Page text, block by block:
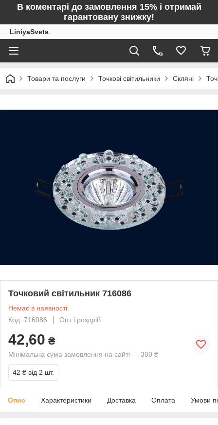
В коментарі до замовлення 15% і отримай
гарантовану знижку!
LiniyaSveta
Товари та послуги Точкові світильники Скляні
Точковий світильник 716086
Немає в наявності
Код: 716086
Опт і роздріб
42,60 ₴
Мінімальна сума замовлення на сайті — 300 ₴
42 ₴ від 2 шт.
Опис Характеристики Доставка Оплата Умови